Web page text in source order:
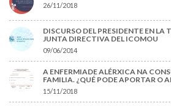
26/11/2018
DISCURSO DEL PRESIDENTE EN LA
JUNTA DIRECTIVA DEL ICOMOU
09/06/2014
A ENFERMIADE ALÉRXICA NA
FAMILIA. ¿QUÉ PODE APORTAR O
15/11/2018